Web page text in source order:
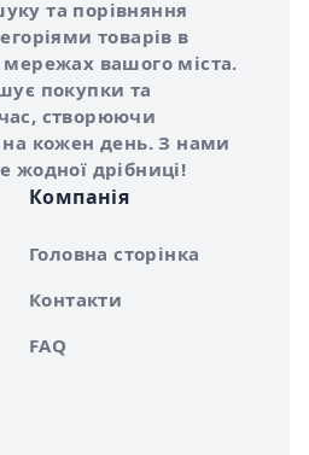
та порівняння
товарів в
мережах вашого міста.
покупки та
створюючи
на кожен день. З нами
жодної дрібниці!
Компанія
Головна сторінка
Контакти
FAQ